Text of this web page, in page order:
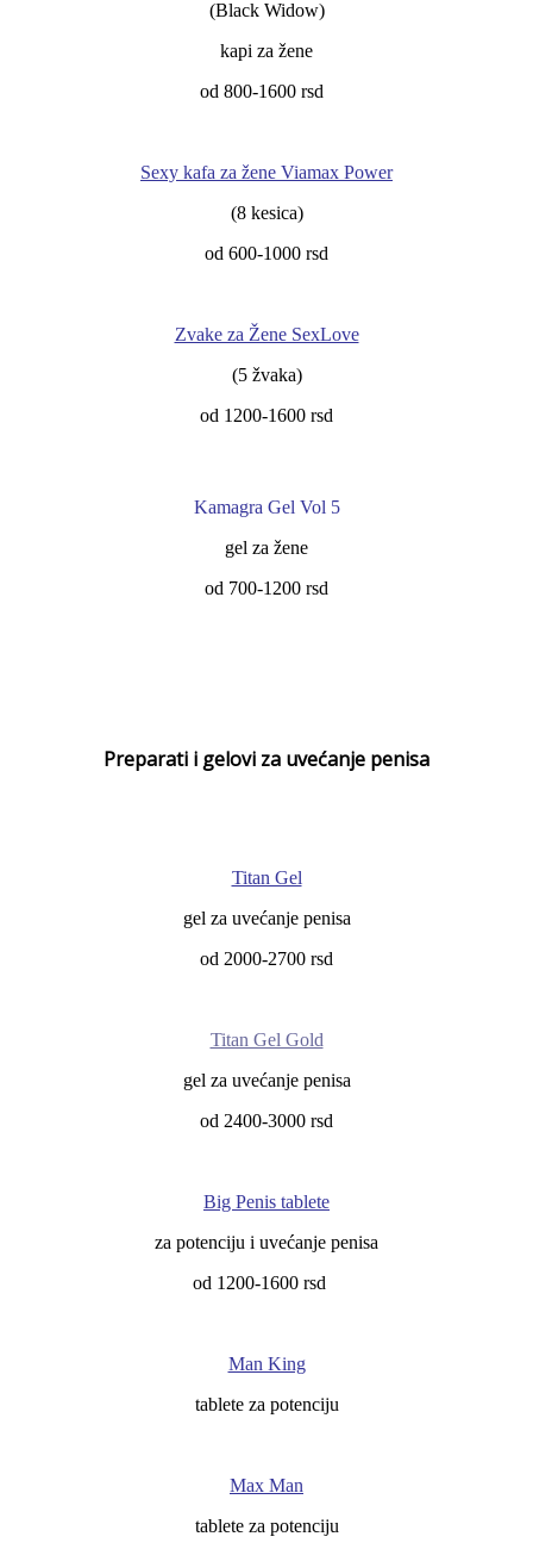
(Black Widow)
kapi za žene
od 800-1600 rsd
Sexy kafa za žene Viamax Power
(8 kesica)
od 600-1000 rsd
Zvake za Žene SexLove
(5 žvaka)
od 1200-1600 rsd
Kamagra Gel Vol 5
gel za žene
od 700-1200 rsd
Preparati i gelovi za uvećanje penisa
Titan Gel
gel za uvećanje penisa
od 2000-2700 rsd
Titan Gel Gold
gel za uvećanje penisa
od 2400-3000 rsd
Big Penis tablete
za potenciju i uvećanje penisa
od 1200-1600 rsd
Man King
tablete za potenciju
Max Man
tablete za potenciju